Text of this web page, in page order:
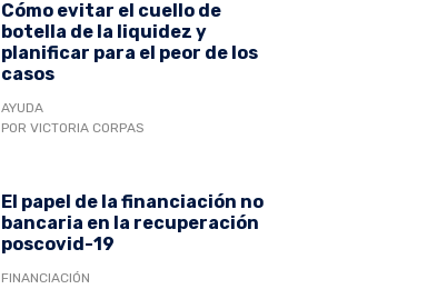
Cómo evitar el cuello de
botella de la liquidez y
planificar para el peor de los
casos
AYUDA
POR VICTORIA CORPAS
El papel de la financiación no
bancaria en la recuperación
poscovid-19
FINANCIACIÓN